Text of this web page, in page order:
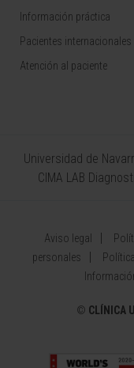
Información práctica
Pacientes internacionales
Atención al paciente
Universidad de
CIMA LAB
Aviso legal
personales
© CLÍNICA